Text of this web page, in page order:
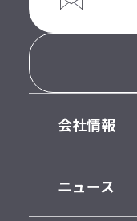
会社情報
ニュース